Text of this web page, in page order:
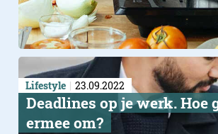
Lifestyle 23.09.2022
​Deadlines op je werk. Hoe
ermee om?